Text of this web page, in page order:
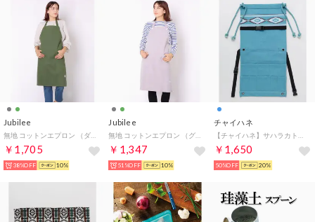
Jubilee
￥1,705
38%OFF 10%
Jubilee
￥1,347
51%OFF 10%
チャイハネ
￥1,650
50%OFF 20%